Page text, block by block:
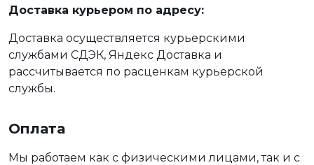
Доставка курьером по адресу:
Доставка осуществляется курьерскими
службами СДЭК, Яндекс Доставка и
рассчитывается по расценкам курьерской
службы.
Оплата
Мы работаем как с физическими лицами, так и с